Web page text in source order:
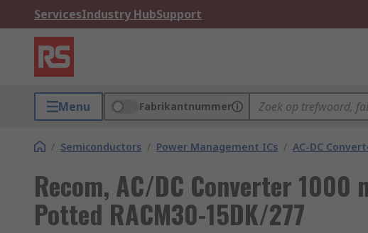
ServicesIndustry HubSupport
Menu Fabrikantnummer
/ Semiconductors / Power Management ICs / AC-DC
Recom, AC/DC Converter 1000
Potted RACM30-15DK/277